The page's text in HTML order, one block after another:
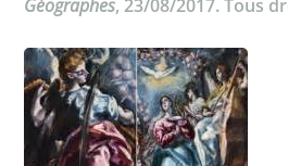
Géographes, 23/08/2017. Tous